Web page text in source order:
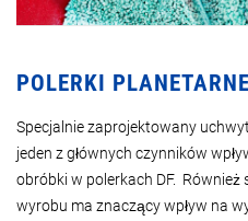
POLERKI PLANETARNE
Specjalnie zaprojektowany
jeden z głównych czynników
obróbki w polerkach DF.
wyrobu ma znaczący wpływ na